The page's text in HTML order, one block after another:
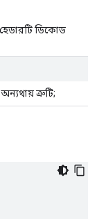
ডিকোড
ত্রুটি;